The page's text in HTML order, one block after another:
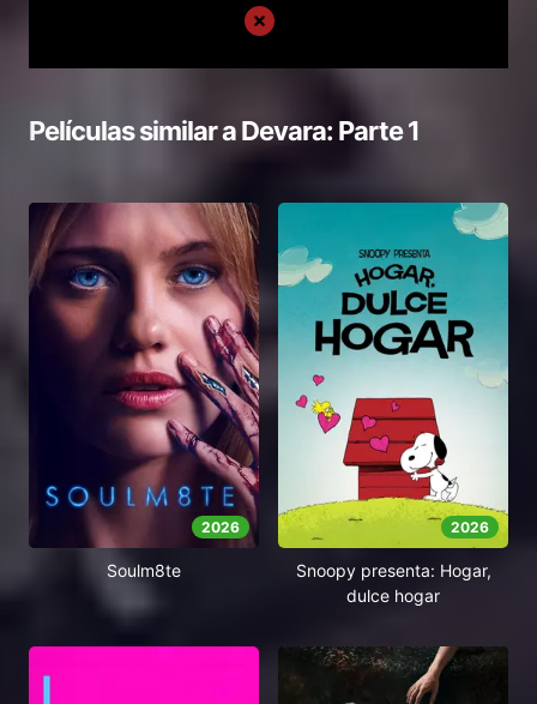
Películas similar aDevara: Parte 1
2026
Soulm8te
2026
Snoopy presenta: Hogar,
dulce hogar